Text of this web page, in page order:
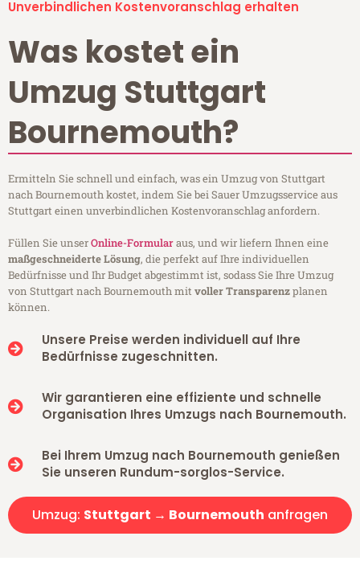
Unverbindlichen Kostenvoranschlag erhalten
Was kostet ein
Umzug Stuttgart
Bournemouth?
Ermitteln Sie schnell und einfach, was ein Umzug von Stuttgart
nach Bournemouth kostet, indem Sie bei Sauer Umzugsservice aus
Stuttgart einen unverbindlichen Kostenvoranschlag anfordern.
Füllen Sie unserOnline-Formularaus, und wir liefern Ihnen eine
maßgeschneiderte Lösung, die perfekt auf Ihre individuellen
Bedürfnisse und Ihr Budget abgestimmt ist, sodass Sie Ihre Umzug
von Stuttgart nach Bournemouth mitvoller Transparenzplanen
können.
Unsere Preise werden individuell auf Ihre
Bedürfnisse zugeschnitten.
Wir garantieren eine effiziente und schnelle
Organisation Ihres Umzugs nach Bournemouth.
Bei Ihrem Umzug nach Bournemouth genießen
Sie unseren Rundum-sorglos-Service.
Umzug: Stuttgart → Bournemouth anfragen